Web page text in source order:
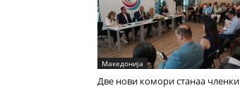
Македонија
Две нови комори станаа членки